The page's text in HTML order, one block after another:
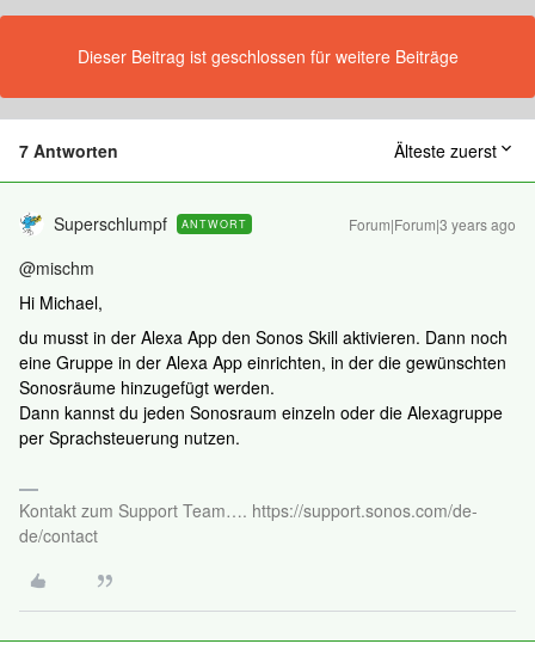
Dieser Beitrag ist geschlossen für weitere Beiträge
7 Antworten Älteste zuerst
Superschlumpf ANTWORT Forum|Forum|3 years ago
@mischm
Hi Michael,
du musst in der Alexa App den Sonos Skill aktivieren. Dann noch
eine Gruppe in der Alexa App einrichten, in der die gewünschten
Sonosräume hinzugefügt werden.
Dann kannst du jeden Sonosraum einzeln oder die Alexagruppe
per Sprachsteuerung nutzen.
Kontakt zum Support Team…. https://support.sonos.com/de-
de/contact